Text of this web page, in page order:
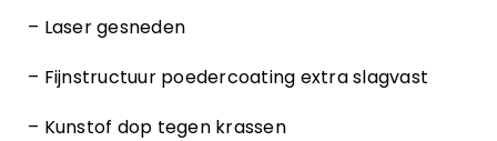
– Laser gesneden
– Fijnstructuur poedercoating extra slagvast
– Kunstof dop tegen krassen